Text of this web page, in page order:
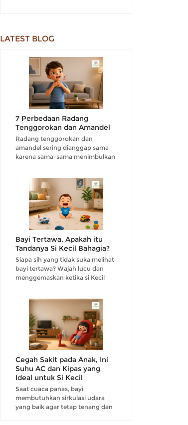
LATEST BLOG
7 Perbedaan Radang
Tenggorokan dan Amandel
Radang tenggorokan dan
amandel sering dianggap sama
karena sama-sama menimbulkan
Bayi Tertawa, Apakah itu
Tandanya Si Kecil Bahagia?
Siapa sih yang tidak suka melihat
bayi tertawa? Wajah lucu dan
menggemaskan ketika si Kecil
orangtua....
Cegah Sakit pada Anak, Ini
Suhu AC dan Kipas yang
Ideal untuk Si Kecil
Saat cuaca panas, bayi
membutuhkan sirkulasi udara
yang baik agar tetap tenang dan